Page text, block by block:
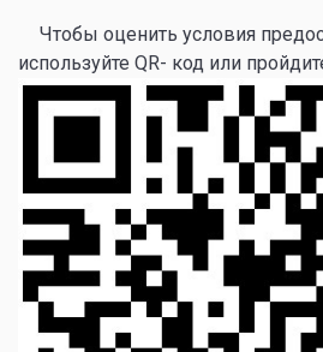
Чтобы оценить условия
используйте QR- код или